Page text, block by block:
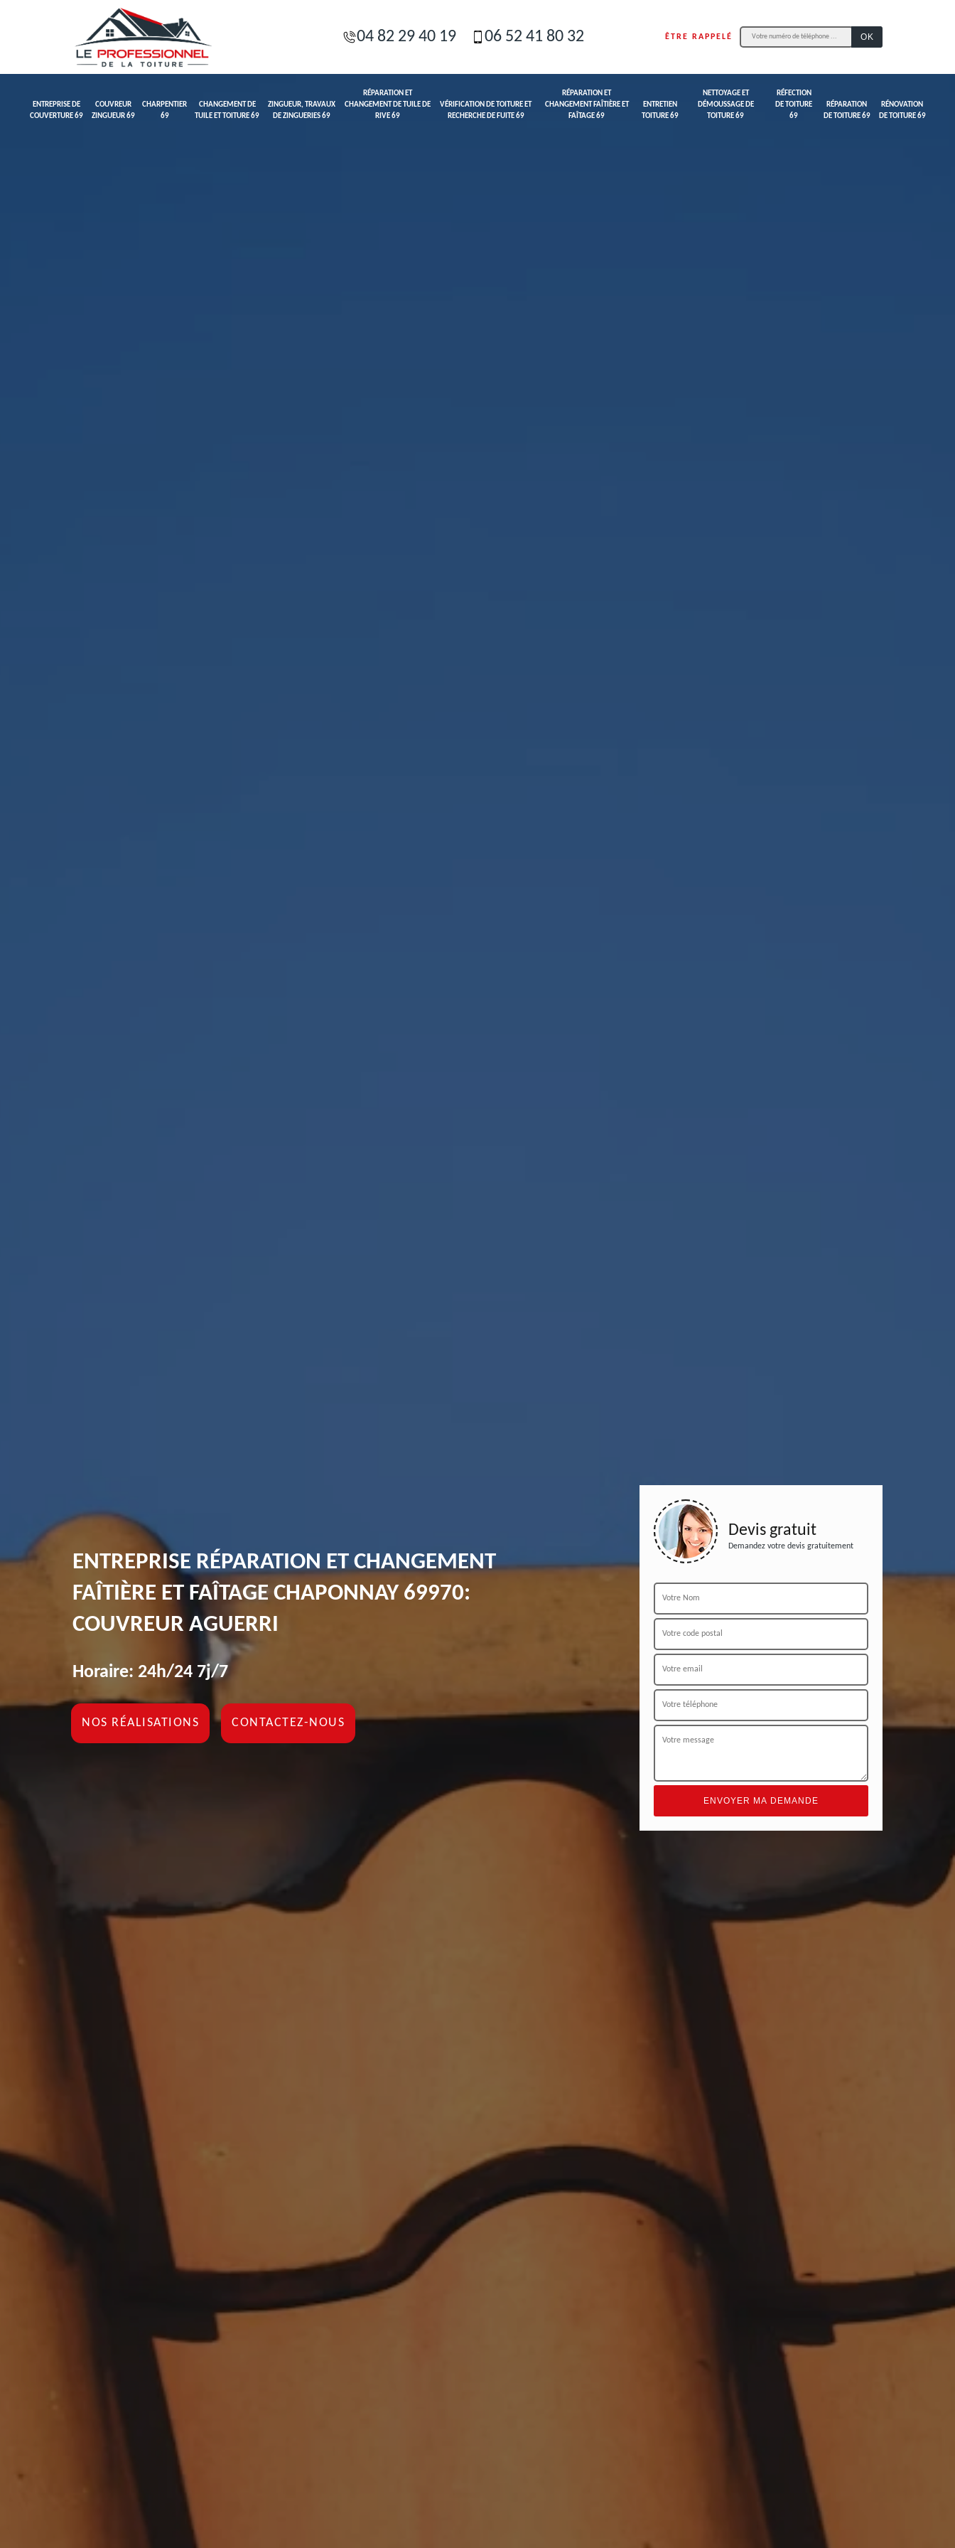
04 82 29 40 19 06 52 41 80 32 ÊTRE RAPPELÉ
ENTREPRISE DE
COUVERTURE 69
COUVREUR
ZINGUEUR 69
CHARPENTIER
69
CHANGEMENT DE
TUILE ET TOITURE 69
ZINGUEUR, TRAVAUX
DE ZINGUERIES 69
RÉPARATION ET
CHANGEMENT DE TUILE DE
RIVE 69
VÉRIFICATION DE TOITURE ET
RECHERCHE DE FUITE 69
RÉPARATION ET
CHANGEMENT FAÎTIÈRE ET
FAÎTAGE 69
ENTRETIEN
TOITURE 69
NETTOYAGE ET
DÉMOUSSAGE DE
TOITURE 69
RÉFECTION
DE TOITURE
69
RÉPARATION
DE TOITURE 69
RÉNOVATION
DE TOITURE 69
ENTREPRISE RÉPARATION ET CHANGEMENT
FAÎTIÈRE ET FAÎTAGE CHAPONNAY 69970:
COUVREUR AGUERRI
Horaire: 24h/24 7j/7
NOS RÉALISATIONS CONTACTEZ-NOUS
Devis gratuit
Demandez votre devis gratuitement